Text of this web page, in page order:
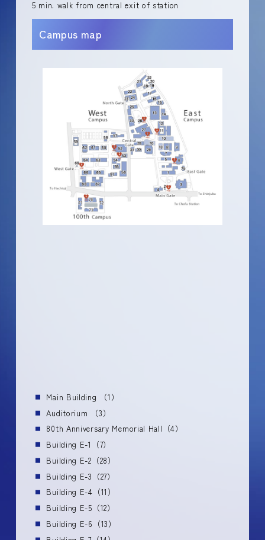
5 min. walk from central exit of station
Campus map
Main Building （1）
Auditorium （3）
80th Anniversary Memorial Hall（4）
Building E-1（7）
Building E-2（28）
Building E-3（27）
Building E-4（11）
Building E-5（12）
Building E-6（13）